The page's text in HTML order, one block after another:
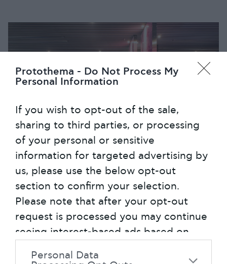
Protothema - Do Not Process My
Personal Information
If you wish to opt-out of the sale,
sharing to third parties, or processing
of your personal or sensitive
information for targeted advertising by
us, please use the below opt-out
section to confirm your selection.
Please note that after your opt-out
request is processed you may continue
seeing interest-based ads based on
Personal Data
Αμέσως μετά σειρά έχει το check in. Σε
αυτό το στάδιο ηSKY express μας
λύνει τα χέρια αφού μπορούμε να
εκδώσουμε το boarding pass
διαδικτυακά 48 ώρες πριν την